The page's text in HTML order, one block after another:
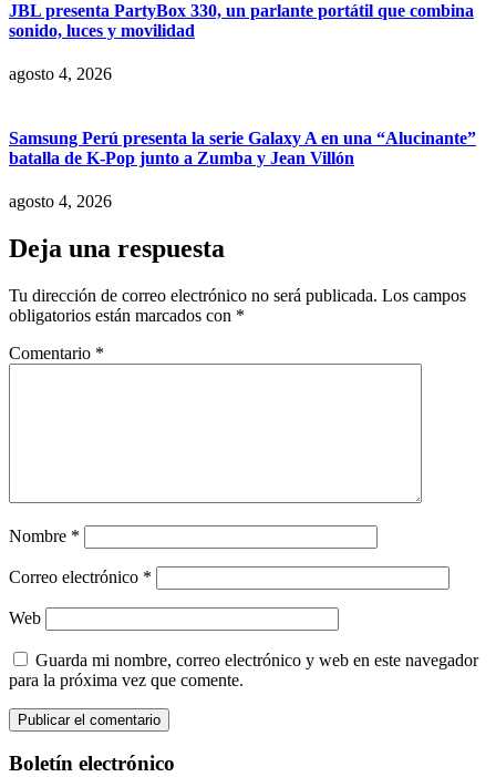
JBL presenta PartyBox 330, un parlante portátil que combina
sonido, luces y movilidad
agosto 4, 2026
Samsung Perú presenta la serie Galaxy A en una “Alucinante”
batalla de K-Pop junto a Zumba y Jean Villón
agosto 4, 2026
Deja una respuesta
Tu dirección de correo electrónico no será publicada. Los campos
obligatorios están marcados con *
Comentario *
Nombre *
Correo electrónico *
Web
Guarda mi nombre, correo electrónico y web en este navegador
para la próxima vez que comente.
Boletín electrónico